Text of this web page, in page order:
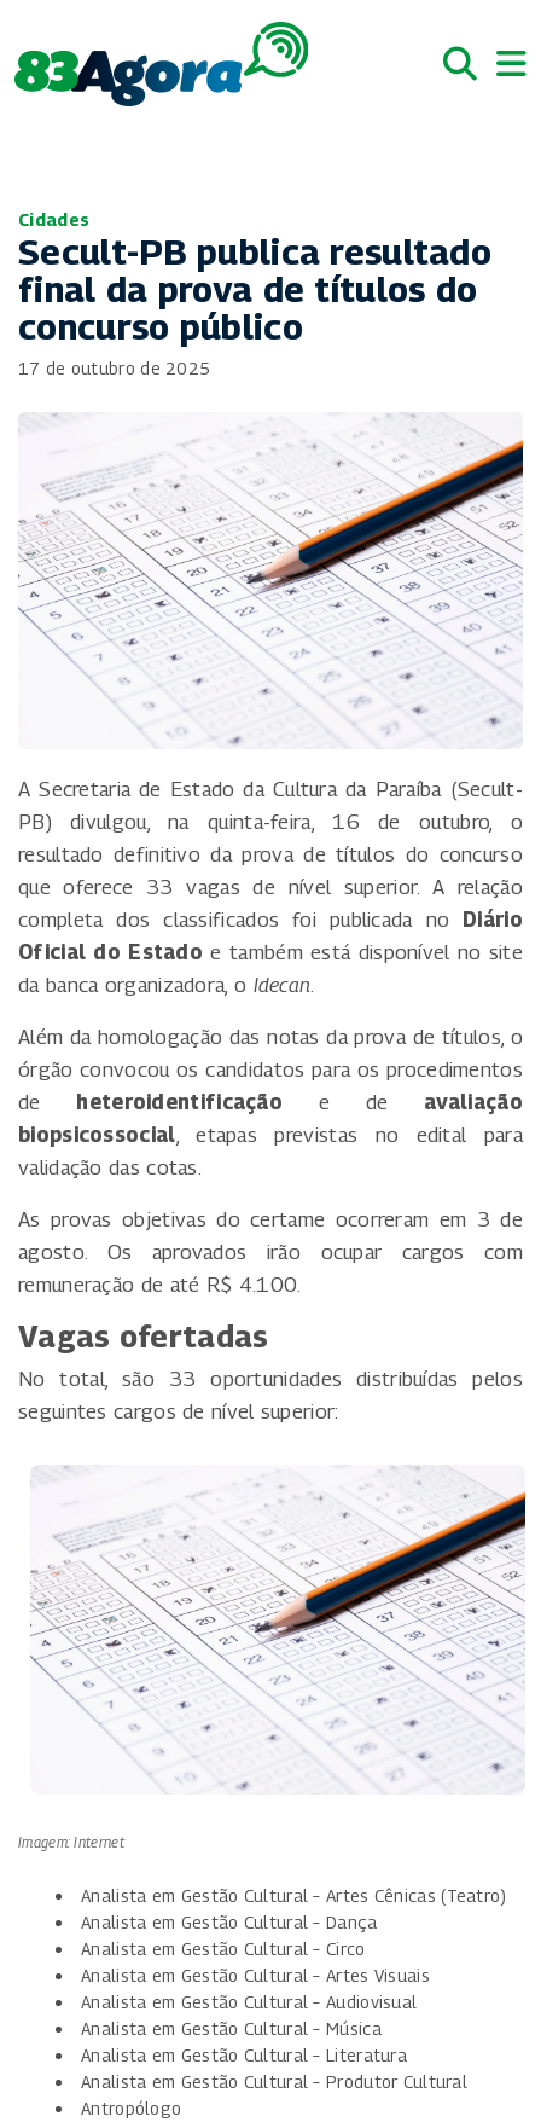
Cidades
Secult-PB publica resultado
final da prova de títulos do
concurso público
17 de outubro de 2025
A Secretaria de Estado da Cultura da Paraíba (Secult-
PB) divulgou, na quinta-feira, 16 de outubro, o
resultado definitivo da prova de títulos do concurso
que oferece 33 vagas de nível superior. A relação
completa dos classificados foi publicada no Diário
Oficial do Estado e também está disponível no site
da banca organizadora, o Idecan
Além da homologação das notas da prova de títulos, o
órgão convocou os candidatos para os procedimentos
de heteroidentificação e de avaliação
biopsicossocial , etapas previstas no edital para
validação das cotas.
As provas objetivas do certame ocorreram em 3 de
agosto. Os aprovados irão ocupar cargos com
remuneração de até R$ 4.100.
Vagas ofertadas
No total, são 33 oportunidades distribuídas pelos
seguintes cargos de nível superior:
Imagem: Internet
Analista em Gestão Cultural – Artes Cênicas (Teatro)
Analista em Gestão Cultural – Dança
Analista em Gestão Cultural – Circo
Analista em Gestão Cultural – Artes Visuais
Analista em Gestão Cultural – Audiovisual
Analista em Gestão Cultural – Música
Analista em Gestão Cultural – Literatura
Analista em Gestão Cultural – Produtor Cultural
Antropólogo